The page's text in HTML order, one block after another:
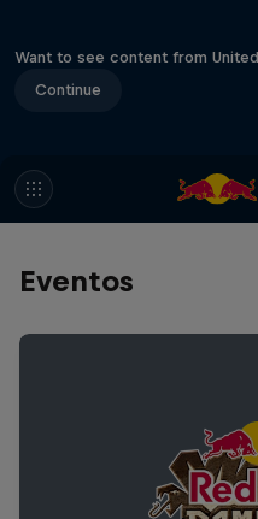
Want to see content from
Continue
Eventos